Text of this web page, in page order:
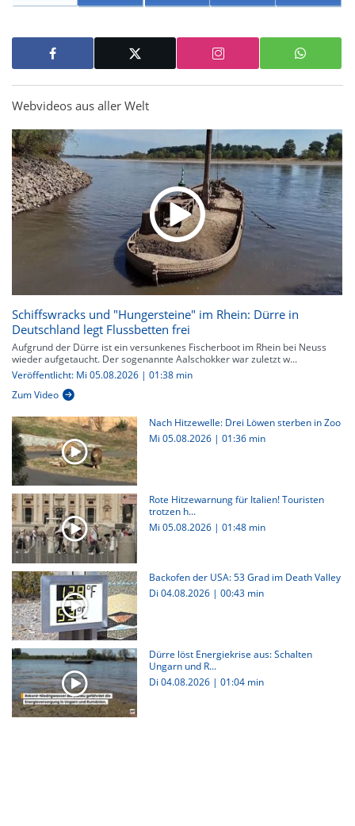
Webvideos aus aller Welt
Schiffswracks und "Hungersteine" im Rhein: Dürre in
Deutschland legt Flussbetten frei
Aufgrund der Dürre ist ein versunkenes Fischerboot im Rhein bei Neuss
wieder aufgetaucht. Der sogenannte Aalschokker war zuletzt w...
Veröffentlicht: Mi 05.08.2026 | 01:38 min
Zum Video
Nach Hitzewelle: Drei Löwen sterben in Zoo
Mi 05.08.2026 | 01:36 min
Rote Hitzewarnung für Italien! Touristen
trotzen h...
Mi 05.08.2026 | 01:48 min
Backofen der USA: 53 Grad im Death Valley
Di 04.08.2026 | 00:43 min
Dürre löst Energiekrise aus: Schalten
Ungarn und R...
Di 04.08.2026 | 01:04 min